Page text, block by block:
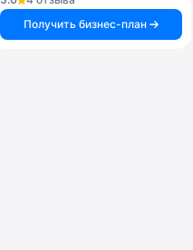
Получить бизнес-план